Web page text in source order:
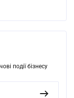
події бізнесу